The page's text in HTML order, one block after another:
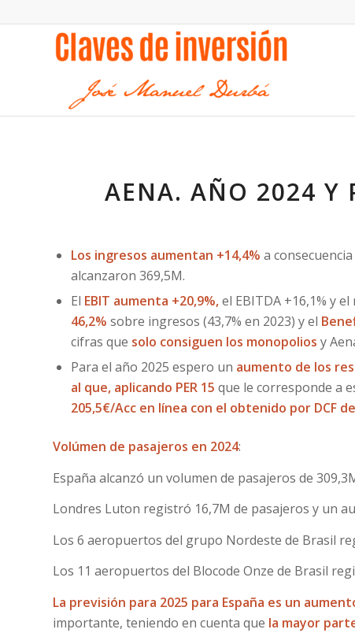
AENA. AÑO 2024 Y
Los ingresos aumentan +14,4% a
alcanzaron 369,5M.
El EBIT aumenta +20,9%,el EBITDA +16,1% y
46,2% sobre ingresos (43,7% en 2023) y el
cifras que solo consiguen los monopolios y
Para el año 2025 espero un aumento de los
al que, aplicando PER 15 que le corresponde a
205,5€/Acc en línea con el obtenido por DCF
Volúmen de pasajeros en 2024:
España alcanzó un volumen de pasajeros de
Londres Luton registró 16,7M de pasajeros y un
Los 6 aeropuertos del grupo Nordeste de Brasil
Los 11 aeropuertos del Blocode Onze de Brasil
La previsión para 2025 para España es un
importante, teniendo en cuenta que la mayor